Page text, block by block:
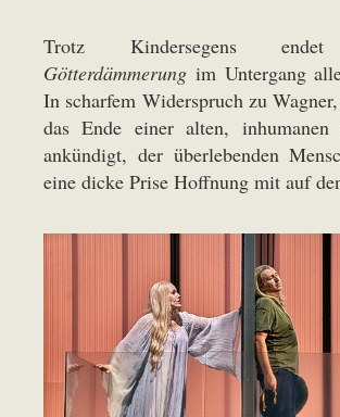
Trotz Kindersegens endet
Götterdämmerung im Untergang
In scharfem Widerspruch zu
das Ende einer alten, inhumanen
ankündigt, der überlebenden
eine dicke Prise Hoffnung mit auf